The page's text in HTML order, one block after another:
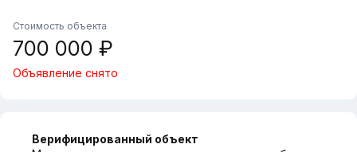
Дополнительно подключен пункт приема/выдачи
•Надежный оператор:
Эффективная организация пространства:
Стоимость объекта
700 000 ₽
Объявление снято
Верифицированный объект